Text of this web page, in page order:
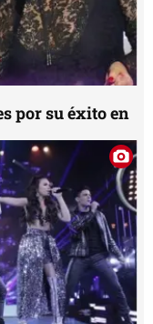
por su éxito en